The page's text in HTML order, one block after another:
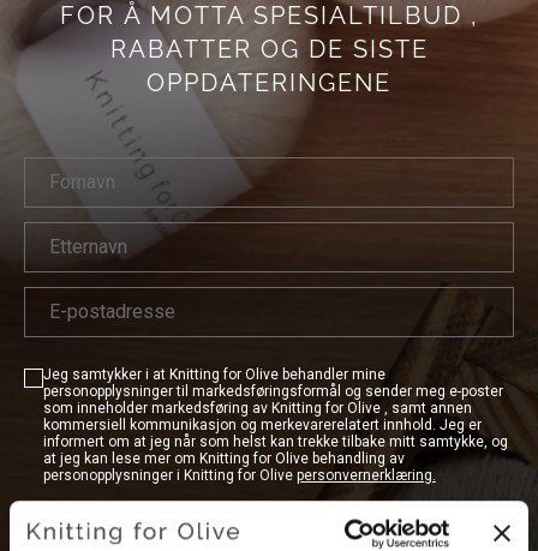
FOR Å MOTTA SPESIALTILBUD ,
RABATTER OG DE SISTE
OPPDATERINGENE
Jeg samtykker i at Knitting for Olive behandler mine
personopplysninger til markedsføringsformål og sender meg e-poster
som inneholder markedsføring av Knitting for Olive , samt annen
kommersiell kommunikasjon og merkevarerelatert innhold. Jeg er
informert om at jeg når som helst kan trekke tilbake mitt samtykke, og
at jeg kan lese mer om Knitting for Olive behandling av
personopplysninger i Knitting for Olive personvernerklæring.